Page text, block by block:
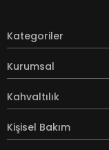
Kategoriler
Kurumsal
Kahvaltılık
Kişisel Bakım